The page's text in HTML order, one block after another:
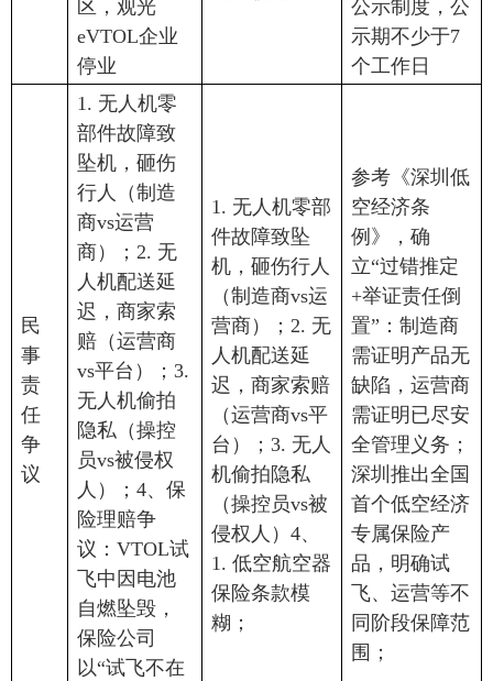
区，观光
eVTOL企业
停业
公示制度，公
示期不少于7
个工作日
民
事
责
任
争
议
1. 无人机零
部件故障致
坠机，砸伤
行人（制造
商vs运营
商）；2. 无
人机配送延
迟，商家索
赔（运营商
vs平台）；3.
无人机偷拍
隐私（操控
员vs被侵权
人）；4、保
险理赔争
议：VTOL试
飞中因电池
自燃坠毁，
保险公司
以“试飞不在
1. 无人机零部
件故障致坠
机，砸伤行人
（制造商vs运
营商）；2. 无
人机配送延
迟，商家索赔
（运营商vs平
台）；3. 无人
机偷拍隐私
（操控员vs被
侵权人）4、
1. 低空航空器
保险条款模
糊；
参考《深圳低
空经济条
例》，确
立“过错推定
+举证责任倒
置”：制造商
需证明产品无
缺陷，运营商
需证明已尽安
全管理义务；
深圳推出全国
首个低空经济
专属保险产
品，明确试
飞、运营等不
同阶段保障范
围；